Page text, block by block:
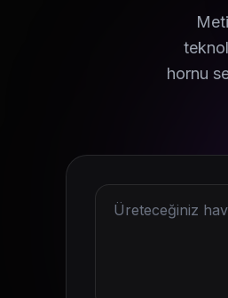
hornu